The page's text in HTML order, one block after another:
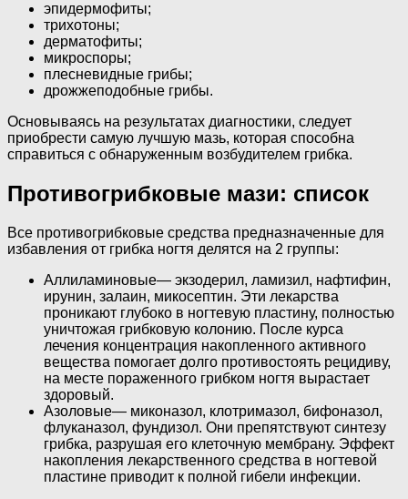
эпидермофиты;
трихотоны;
дерматофиты;
микроспоры;
плесневидные грибы;
дрожжеподобные грибы.
Основываясь на результатах диагностики, следует
приобрести самую лучшую мазь, которая способна
справиться с обнаруженным возбудителем грибка.
Противогрибковые мази: список
Все противогрибковые средства предназначенные для
избавления от грибка ногтя делятся на 2 группы:
Аллиламиновые— экзодерил, ламизил, нафтифин,
ирунин, залаин, микосептин. Эти лекарства
проникают глубоко в ногтевую пластину, полностью
уничтожая грибковую колонию. После курса
лечения концентрация накопленного активного
вещества помогает долго противостоять рецидиву,
на месте пораженного грибком ногтя вырастает
здоровый.
Азоловые— миконазол, клотримазол, бифоназол,
флуканазол, фундизол. Они препятствуют синтезу
грибка, разрушая его клеточную мембрану. Эффект
накопления лекарственного средства в ногтевой
пластине приводит к полной гибели инфекции.